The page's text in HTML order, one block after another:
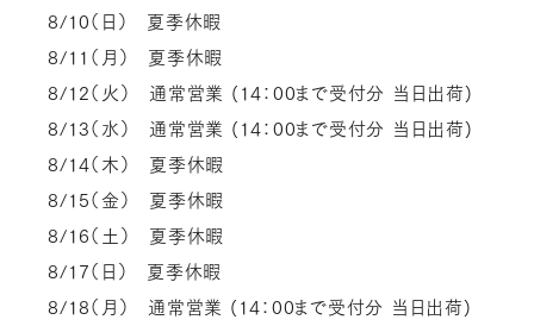
8/10（日） 夏季休暇
8/11（月） 夏季休暇
8/12（火） 通常営業 (14：00まで受付分 当日出荷)
8/13（水） 通常営業 (14：00まで受付分 当日出荷)
8/14（木） 夏季休暇
8/15（金） 夏季休暇
8/16（土） 夏季休暇
8/17（日） 夏季休暇
8/18（月） 通常営業 (14：00まで受付分 当日出荷)